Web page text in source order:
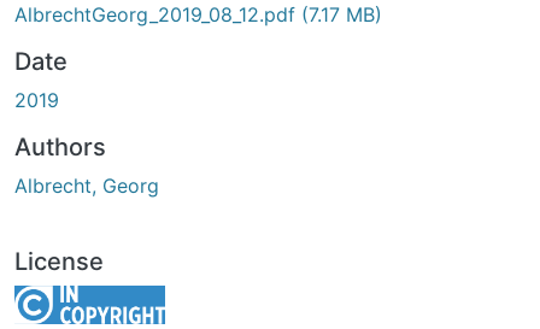
AlbrechtGeorg_2019_08_12.pdf (7.17 MB)
Date
2019
Authors
Albrecht, Georg
License